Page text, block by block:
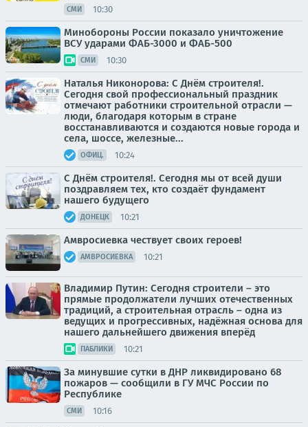
СМИ 10:30
Минобороны России показало уничтожение
ВСУ ударами ФАБ-3000 и ФАБ-500
СМИ 10:30
Наталья Никонорова: С Днём строителя!.
Сегодня свой профессиональный праздник
отмечают работники строительной отрасли —
люди, благодаря которым в стране
восстанавливаются и создаются новые города и
села, шоссе, железные...
ОФИЦ. 10:24
С Днём строителя!. Сегодня мы от всей души
поздравляем тех, кто создаёт фундамент
нашего будущего
ДОНЕЦК 10:21
Амвросиевка чествует своих героев!
АМВРОСИЕВКА 10:21
Владимир Путин: Сегодня строители – это
прямые продолжатели лучших отечественных
традиций, а строительная отрасль – одна из
ведущих и прогрессивных, надёжная основа для
нашего дальнейшего движения вперёд
ПАБЛИКИ 10:21
За минувшие сутки в ДНР ликвидировано 68
пожаров — сообщили в ГУ МЧС России по
Республике
СМИ 10:16